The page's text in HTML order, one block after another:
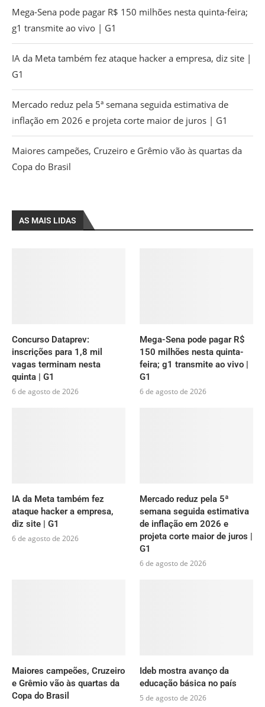
Mega-Sena pode pagar R$ 150 milhões nesta quinta-feira;
g1 transmite ao vivo | G1
IA da Meta também fez ataque hacker a empresa, diz site |
G1
Mercado reduz pela 5ª semana seguida estimativa de
inflação em 2026 e projeta corte maior de juros | G1
Maiores campeões, Cruzeiro e Grêmio vão às quartas da
Copa do Brasil
AS MAIS LIDAS
Concurso Dataprev:
inscrições para 1,8 mil
vagas terminam nesta
quinta | G1
6 de agosto de 2026
Mega-Sena pode pagar R$
150 milhões nesta quinta-
feira; g1 transmite ao vivo |
G1
6 de agosto de 2026
IA da Meta também fez
ataque hacker a empresa,
diz site | G1
6 de agosto de 2026
Mercado reduz pela 5ª
semana seguida estimativa
de inflação em 2026 e
projeta corte maior de juros |
G1
6 de agosto de 2026
Maiores campeões, Cruzeiro
e Grêmio vão às quartas da
Copa do Brasil
Ideb mostra avanço da
educação básica no país
5 de agosto de 2026